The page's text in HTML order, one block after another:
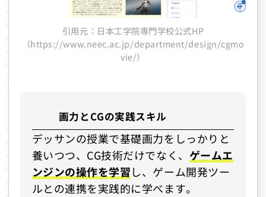
引用元：日本工学院専門学校公式HP
（https://www.neec.ac.jp/department/design/cgmo
vie/）
画力とCGの実践スキル
デッサンの授業で基礎画力をしっかりと
養いつつ、CG技術だけでなく、 ゲームエ
ンジンの操作を学習し、ゲーム開発ツー
ルとの連携を実践的に学べます。